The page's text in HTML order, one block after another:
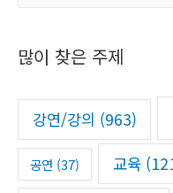
c
f
:
많이 찾은 주제
강연/강의 (963)
공연 (37) 교육